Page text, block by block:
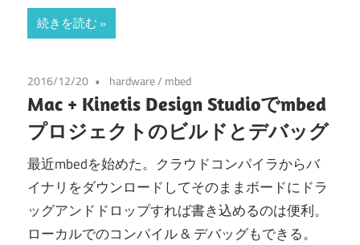
続きを読む
2016/12/20 hardware/ mbed
Mac + Kinetis Design Studioでmbed
プロジェクトのビルドとデバッグ
最近mbedを始めた。クラウドコンパイラからバ
イナリをダウンロードしてそのままボードにドラ
ッグアンドドロップすれば書き込めるのは便利。
ローカルでのコンパイル & デバッグもできる。